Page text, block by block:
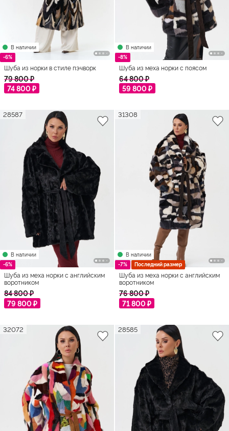
В наличии
-6%
Шуба из норки в стиле пэчворк
79 800 ₽
74 800 ₽
В наличии
-8%
Шуба из меха норки с поясом
64 800 ₽
59 800 ₽
В наличии
-6%
28587
Шуба из меха норки с английским
воротником
84 800 ₽
79 800 ₽
В наличии
-7%
Последний размер
31308
Шуба из меха норки с английским
воротником
76 800 ₽
71 800 ₽
32072 28585